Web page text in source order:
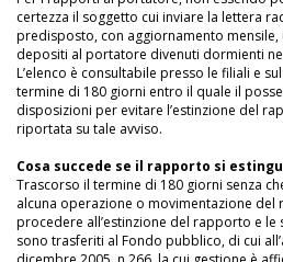
certezza il soggetto cui inviare la lettera
predisposto, con aggiornamento mensile,
depositi al portatore divenuti dormienti
L’elenco è consultabile presso le filiali e
termine di 180 giorni entro il quale il
disposizioni per evitare l’estinzione del
riportata su tale avviso.
Cosa succede se il rapporto si
Trascorso il termine di 180 giorni senza
alcuna operazione o movimentazione del
procedere all’estinzione del rapporto e
sono trasferiti al Fondo pubblico, di cui